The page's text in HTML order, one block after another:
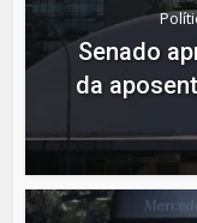
Senado
da